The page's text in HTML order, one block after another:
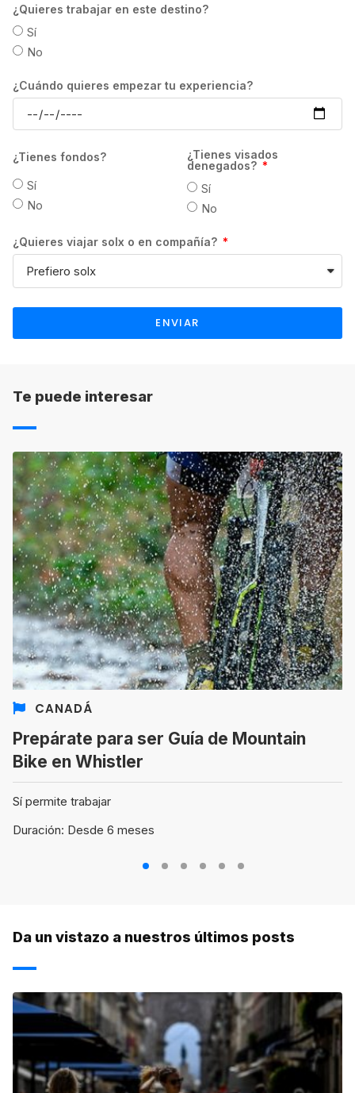
En todo caso, la devolución se efectuará en
que se realice la transferencia. Los gastos
responsable, en ningún caso, de la
devolución del importe ya pagado por el
estudiante, si la escuela determina retener el
gestión atendiendo a sus propias
condiciones. Asimismo, el plazo de
devolución será también el indicado por
cada una de las escuelas.
PLANES DE PAGO EN CANADÁ:Es
fraccionar el pago.
¿Quieres trabajar en este destino?
Sí
No
¿Cuándo quieres empezar tu experiencia?
¿Tienes fondos?
Sí
No
¿Tienes visados
denegados?
Sí
No
¿Quieres viajar solx o en compañía?
ENVIAR
Te puede interesar
CANADÁ
Prepárate para ser Guía de Mountain
Bike en Whistler
Sí permite trabajar
Duración: Desde 6 meses
3 4 5 6
Da un vistazo a nuestros últimos posts